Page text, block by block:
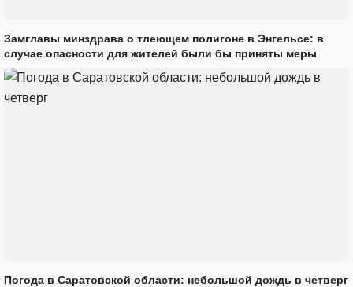
Замглавы минздрава о тлеющем полигоне в Энгельсе: в
случае опасности для жителей были бы приняты меры
Погода в Саратовской области: небольшой дождь в четверг